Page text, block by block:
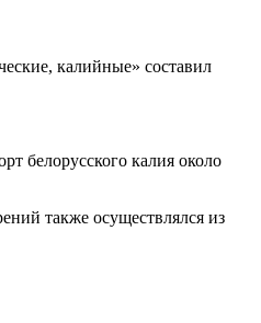
калийные» составил
белорусского калия около
также осуществлялся из